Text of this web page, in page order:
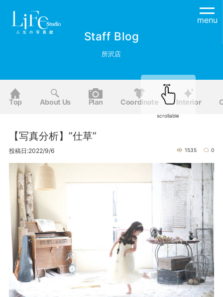
menu
Staff Blog
所沢店
Top About Us Plan Coordinate Interior
scrollable
【写真分析】”仕草”
投稿日:2022/9/6 1535 0